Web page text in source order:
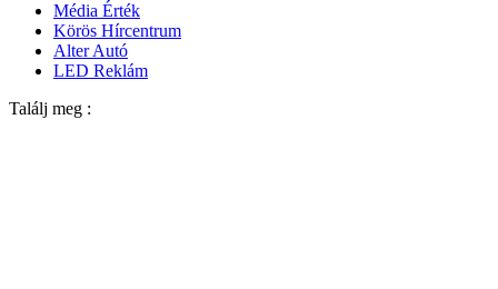
Média Érték
Körös Hírcentrum
Alter Autó
LED Reklám
Találj meg :